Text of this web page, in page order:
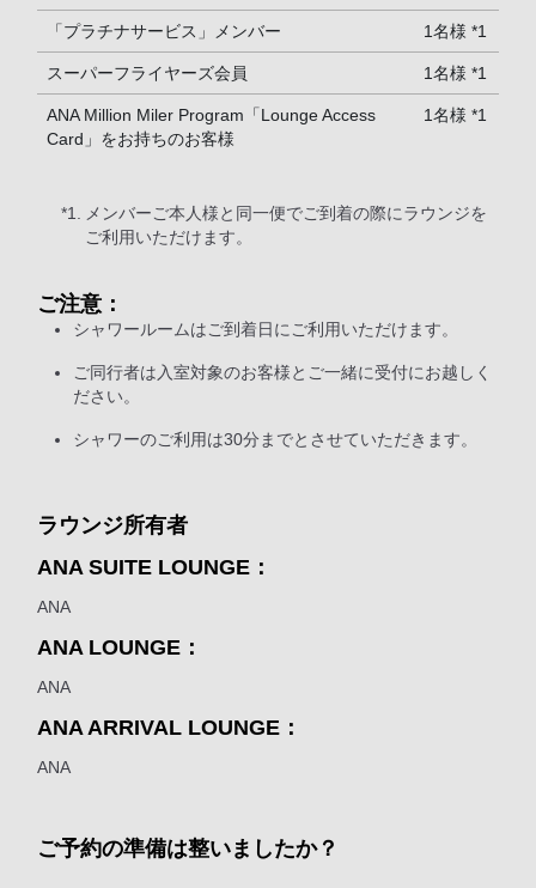
「プラチナサービス」メンバー 1名様 *1
スーパーフライヤーズ会員 1名様 *1
ANA Million Miler Program「Lounge Access
Card」をお持ちのお客様
1名様 *1
*1.
メンバーご本人様と同一便でご到着の際にラウンジを
ご利用いただけます。
ご注意：
シャワールームはご到着日にご利用いただけます。
ご同行者は入室対象のお客様とご一緒に受付にお越しく
ださい。
シャワーのご利用は30分までとさせていただきます。
ラウンジ所有者
ANA SUITE LOUNGE：
ANA
ANA LOUNGE：
ANA
ANA ARRIVAL LOUNGE：
ANA
ご予約の準備は整いましたか？